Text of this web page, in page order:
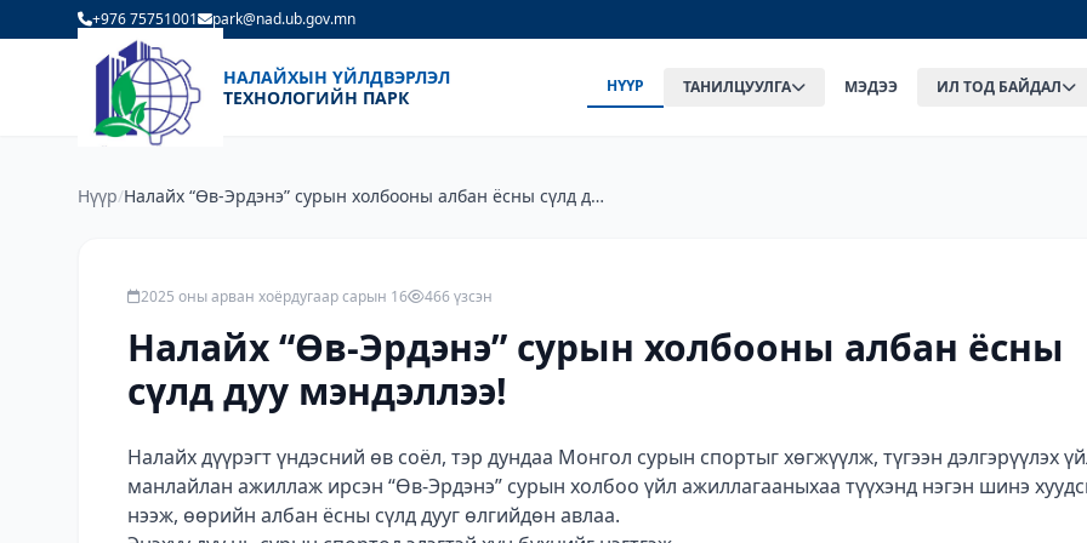
+976 75751001 park@nad.ub.gov.mn
НАЛАЙХЫН ҮЙЛДВЭРЛЭЛ
ТЕХНОЛОГИЙН ПАРК
НҮҮР ТАНИЛЦУУЛГА МЭДЭЭ ИЛ ТОД БАЙДАЛ
Нүүр/Налайх “Өв-Эрдэнэ” сурын холбооны албан ёсны сүлд дуу
2025 оны арван хоёрдугаар сарын 16 466 үзсэн
Налайх “Өв-Эрдэнэ” сурын холбооны албан ёсны
сүлд дуу мэндэллээ!
Налайх дүүрэгт үндэсний өв соёл, тэр дундаа Монгол сурын спортыг хөгжүүлж, түгээн дэлгэрүүлэх
манлайлан ажиллаж ирсэн “Өв-Эрдэнэ” сурын холбоо үйл ажиллагааныхаа түүхэнд нэгэн шинэ
нээж, өөрийн албан ёсны сүлд дууг өлгийдөн авлаа.